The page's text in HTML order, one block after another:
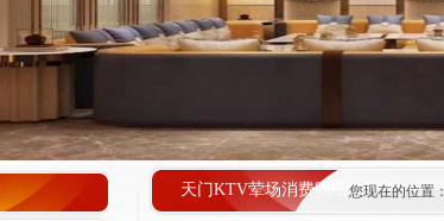
天门KTV荤场消费明细 您现在的位置：